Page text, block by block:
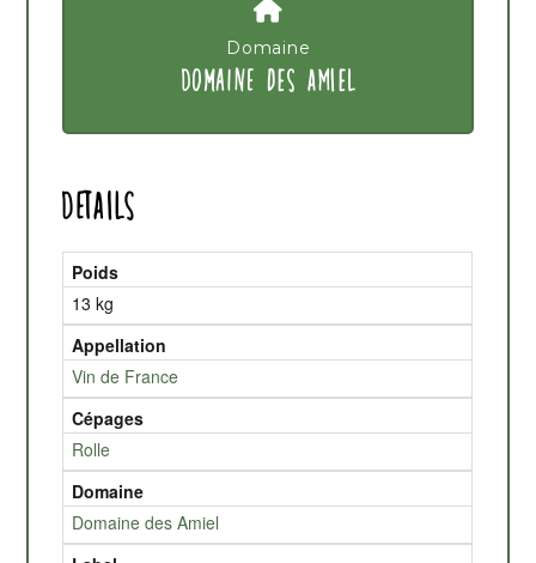
Domaine
DOMAINE DES AMIEL
Details
Poids
13 kg
Appellation
Vin de France
Cépages
Rolle
Domaine
Domaine des Amiel